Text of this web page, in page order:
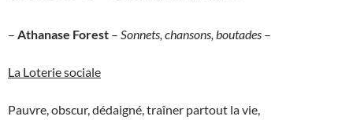
– Athanase Forest – Sonnets, chansons, boutades –
La Loterie sociale
Pauvre, obscur, dédaigné, traîner partout la vie,